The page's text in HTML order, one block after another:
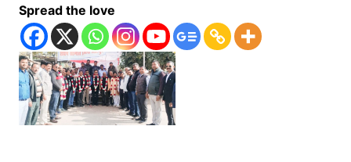
Spread the love